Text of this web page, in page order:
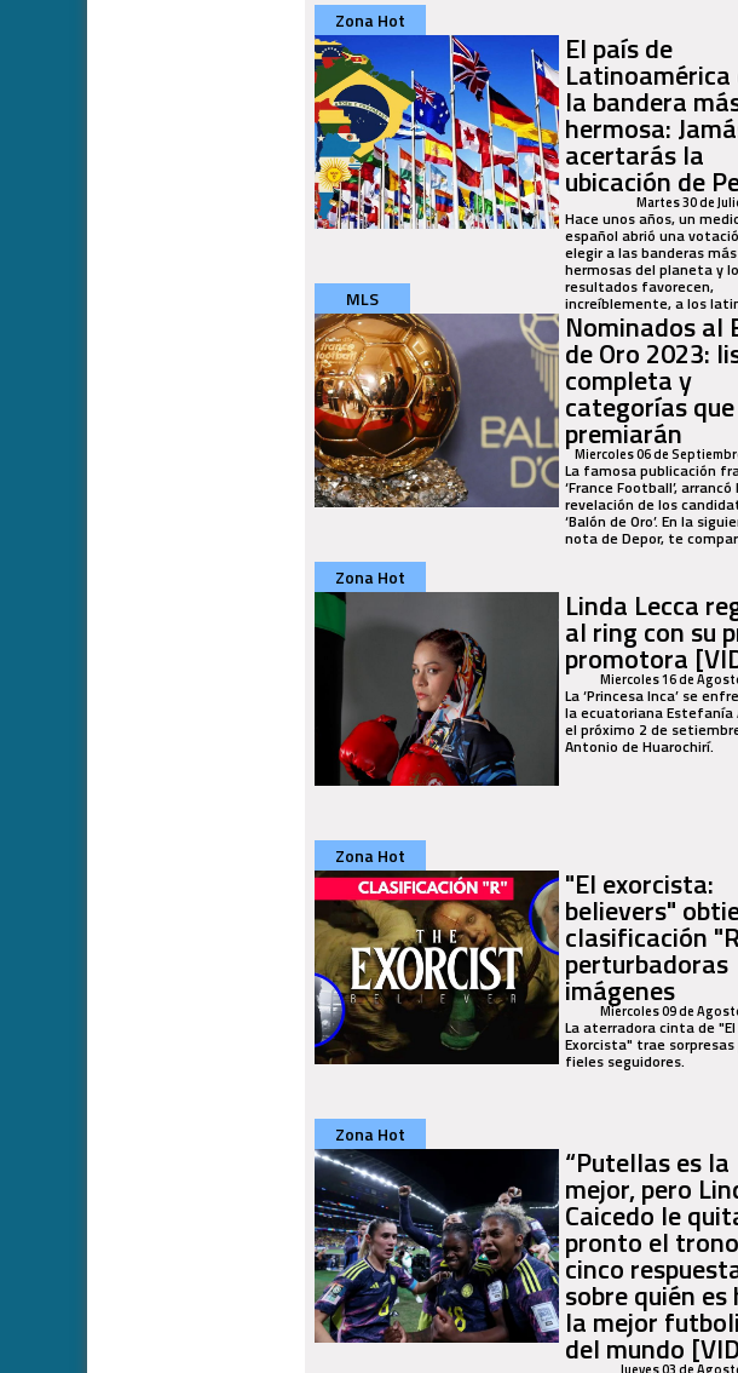
Zona Hot
El país de
Latinoamérica
la bandera
hermosa:
acertarás la
ubicación de
Martes 30 de
Hace unos años, un
español abrió una
elegir a las banderas más
hermosas del planeta y
resultados favorecen,
increíblemente, a los
MLS
Nominados al
de Oro 2023:
completa y
categorías
premiarán
Miercoles 06 de
La famosa publicación
‘France Football’, arrancó
revelación de los
‘Balón de Oro’. En la
nota de Depor, te
Zona Hot
Linda Lecca
al ring con su
promotora
Miercoles 16 de
La ‘Princesa Inca’ se
la ecuatoriana Estefanía
el próximo 2 de
Antonio de Huarochirí.
Zona Hot
"El exorcista:
believers"
clasificación
perturbadoras
imágenes
Miercoles 09 de
La aterradora cinta de "El
Exorcista" trae sorpresas
fieles seguidores.
Zona Hot
“Putellas es la
mejor, pero
Caicedo le
pronto el
cinco
sobre quién es
la mejor
del mundo